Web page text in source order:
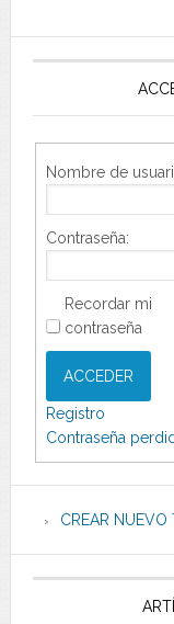
Nombre de
Contraseña:
Recordar mi
contraseña
ACCEDER
Registro
Contraseña
CREAR NUEVO